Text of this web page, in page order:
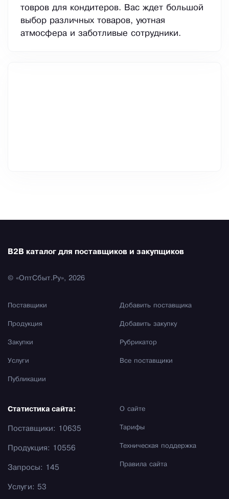
товров для кондитеров. Вас ждет большой
выбор различных товаров, уютная
атмосфера и заботливые сотрудники.
B2B каталог для поставщиков и закупщиков
© «ОптСбыт.Ру», 2026
Поставщики
Продукция
Закупки
Услуги
Публикации
Добавить поставщика
Добавить закупку
Рубрикатор
Все поставщики
О сайте
Тарифы
Техническая поддержка
Правила сайта
Статистика сайта:
Поставщики: 10635
Продукция: 10556
Запросы: 145
Услуги: 53